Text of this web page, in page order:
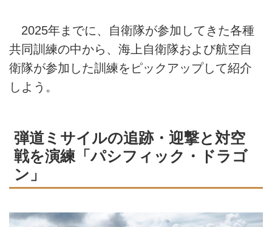
2025年までに、自衛隊が参加してきた各種
共同訓練の中から、海上自衛隊および航空自
衛隊が参加した訓練をピックアップして紹介
しよう。
弾道ミサイルの追跡・迎撃と対空
戦を演練「パシフィック・ドラゴ
ン」